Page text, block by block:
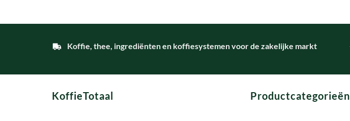
Koffie, thee, ingrediënten en koffiesystemen voor de zakelijke markt
KoffieTotaal Productcategorieën